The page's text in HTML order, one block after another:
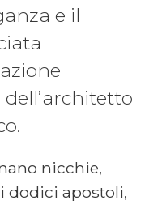
e il
nicchie,
dodici apostoli,